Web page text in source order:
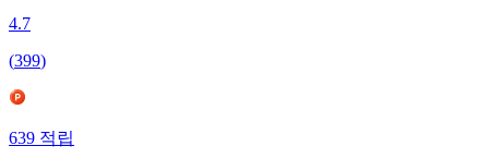
4.7
(399)
639 적립